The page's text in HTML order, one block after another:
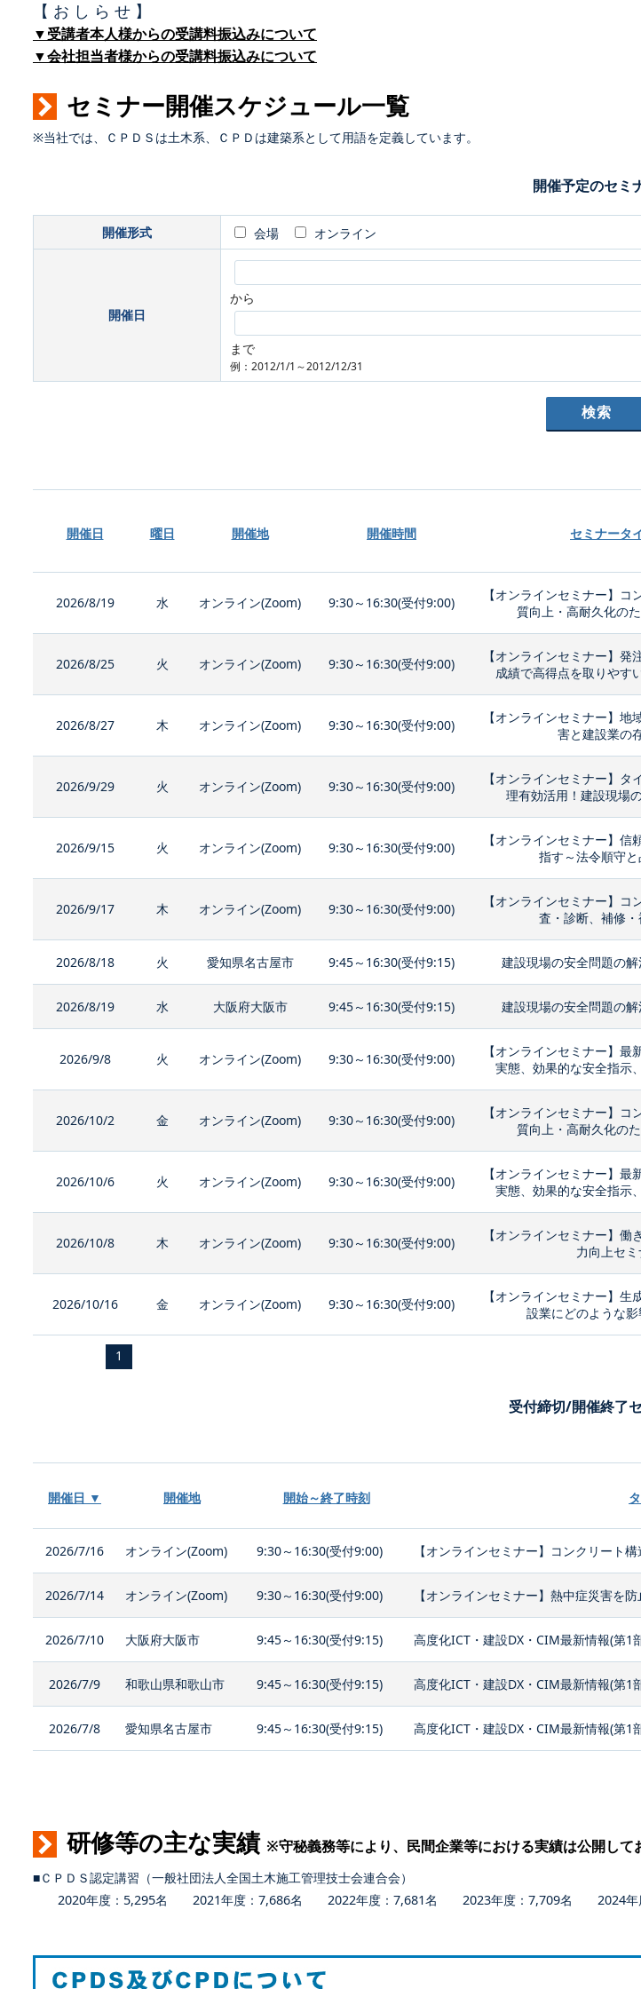
【 お し ら せ 】
▼受講者本人様からの受講料振込みについて
▼会社担当者様からの受講料振込みについて
セミナー開催スケジュール一覧
※当社では、ＣＰＤＳは土木系、ＣＰＤは建築系として用語を定義しています。
開催予定のセミ
開催形式 会場 オンライン
開催日
から
まで
例：2012/1/1～2012/12/31
開催日 曜日 開催地 開催時間 セミナータ
2026/8/19 水 オンライン(Zoom) 9:30～16:30(受付9:00)
【オンラインセミナー】コ
質向上・高耐久化の
2026/8/25 火 オンライン(Zoom) 9:30～16:30(受付9:00)
【オンラインセミナー】
成績で高得点を取りやす
2026/8/27 木 オンライン(Zoom) 9:30～16:30(受付9:00)
【オンラインセミナー】地
害と建設業の
2026/9/29 火 オンライン(Zoom) 9:30～16:30(受付9:00)
【オンラインセミナー】
理有効活用！建設現場
2026/9/15 火 オンライン(Zoom) 9:30～16:30(受付9:00)
【オンラインセミナー】信
指す～法令順守と
2026/9/17 木 オンライン(Zoom) 9:30～16:30(受付9:00)
【オンラインセミナー】コ
査・診断、補修
2026/8/18 火 愛知県名古屋市 9:45～16:30(受付9:15) 建設現場の安全問題の
2026/8/19 水 大阪府大阪市 9:45～16:30(受付9:15) 建設現場の安全問題の
2026/9/8 火 オンライン(Zoom) 9:30～16:30(受付9:00)
【オンラインセミナー】
実態、効果的な安全指示
2026/10/2 金 オンライン(Zoom) 9:30～16:30(受付9:00)
【オンラインセミナー】コ
質向上・高耐久化の
2026/10/6 火 オンライン(Zoom) 9:30～16:30(受付9:00)
【オンラインセミナー】
実態、効果的な安全指示
2026/10/8 木 オンライン(Zoom) 9:30～16:30(受付9:00)
【オンラインセミナー】
力向上セ
2026/10/16 金 オンライン(Zoom) 9:30～16:30(受付9:00)
【オンラインセミナー】
設業にどのような
1
受付締切/開催終了
開催日 ▼ 開催地 開始～終了時刻
2026/7/16 オンライン(Zoom) 9:30～16:30(受付9:00) 【オンラインセミナー】コンクリート
2026/7/14 オンライン(Zoom) 9:30～16:30(受付9:00) 【オンラインセミナー】熱中症災害を
2026/7/10 大阪府大阪市 9:45～16:30(受付9:15) 高度化ICT・建設DX・CIM最新情報(第1
2026/7/9 和歌山県和歌山市 9:45～16:30(受付9:15) 高度化ICT・建設DX・CIM最新情報(第1
2026/7/8 愛知県名古屋市 9:45～16:30(受付9:15) 高度化ICT・建設DX・CIM最新情報(第1
研修等の主な実績 ※守秘義務等により、民間企業等における実績は公開して
■ＣＰＤＳ認定講習（一般社団法人全国土木施工管理技士会連合会）
2020年度：5,295名 2021年度：7,686名 2022年度：7,681名 2023年度：7,709名 2024年